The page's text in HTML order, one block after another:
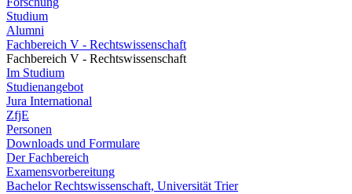
Studium
Alumni
Fachbereich V - Rechtswissenschaft
Fachbereich V - Rechtswissenschaft
Im Studium
Studienangebot
Jura International
ZfjE
Personen
Downloads und Formulare
Der Fachbereich
Examensvorbereitung
Bachelor Rechtswissenschaft, Universität Trier